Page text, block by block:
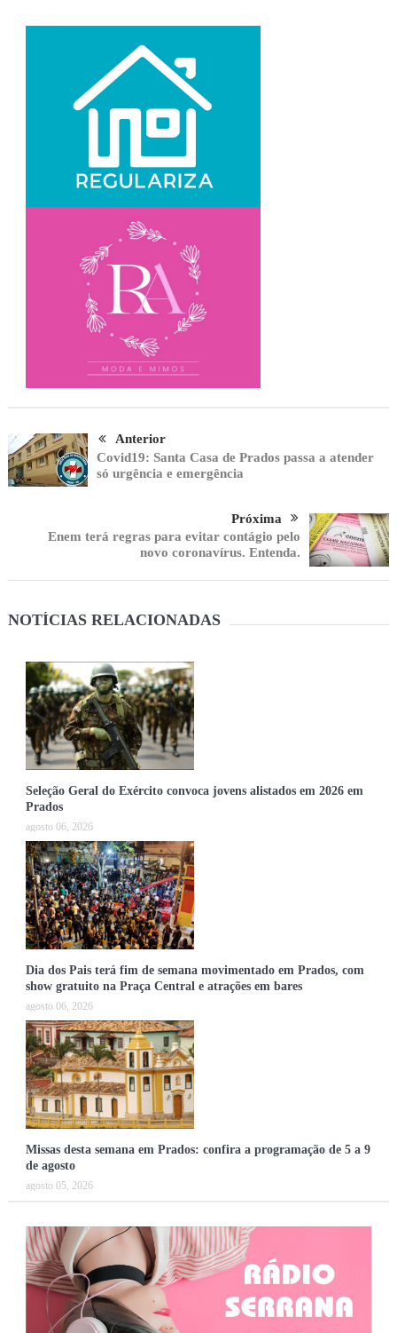
Anterior
Covid19: Santa Casa de Prados passa a atender
só urgência e emergência
Próxima
Enem terá regras para evitar contágio pelo
novo coronavírus. Entenda.
NOTÍCIAS RELACIONADAS
Seleção Geral do Exército convoca jovens alistados em 2026 em
Prados
agosto 06, 2026
Dia dos Pais terá fim de semana movimentado em Prados, com
show gratuito na Praça Central e atrações em bares
agosto 06, 2026
Missas desta semana em Prados: confira a programação de 5 a 9
de agosto
agosto 05, 2026